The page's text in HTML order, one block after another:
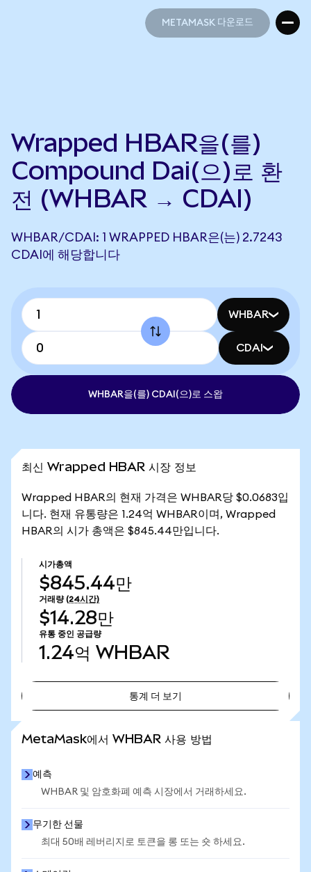
METAMASK 다운로드
Wrapped HBAR을(를)
Compound Dai(으)로 환
전 (WHBAR → CDAI)
WHBAR/CDAI: 1 WRAPPED HBAR은(는) 2.7243
CDAI에 해당합니다
WHBAR
CDAI
WHBAR을(를) CDAI(으)로 스왑
최신 Wrapped HBAR 시장 정보
Wrapped HBAR의 현재 가격은 WHBAR당 $0.0683입
니다. 현재 유통량은 1.24억 WHBAR이며, Wrapped
HBAR의 시가 총액은 $845.44만입니다.
시가총액
$845.44만
거래량 (24시간)
$14.28만
유통 중인 공급량
1.24억 WHBAR
통계 더 보기
MetaMask에서 WHBAR 사용 방법
예측
WHBAR 및 암호화폐 예측 시장에서 거래하세요.
무기한 선물
최대 50배 레버리지로 토큰을 롱 또는 숏 하세요.